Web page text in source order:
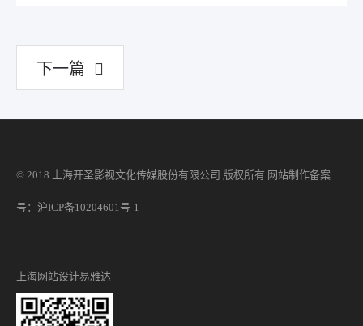
下一篇
© 2018 上海开圣影视文化传媒股份有限公司 版权所有 网站制作备案
号：沪ICP备10204601号-1
上海网站设计易雅达